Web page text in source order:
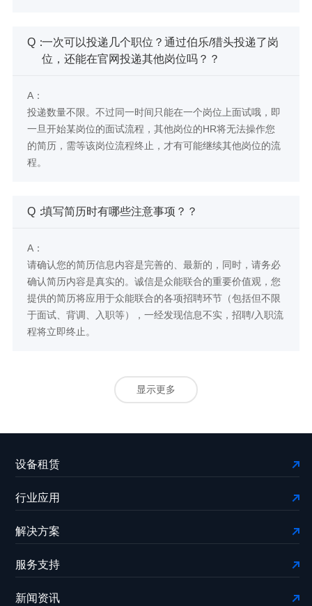
Q：一次可以投递几个职位？通过伯乐/猎头投递了岗
位，还能在官网投递其他岗位吗？？
A：
投递数量不限。不过同一时间只能在一个岗位上面试哦，即
一旦开始某岗位的面试流程，其他岗位的HR将无法操作您
的简历，需等该岗位流程终止，才有可能继续其他岗位的流
程。
Q：填写简历时有哪些注意事项？？
A：
请确认您的简历信息内容是完善的、最新的，同时，请务必
确认简历内容是真实的。诚信是众能联合的重要价值观，您
提供的简历将应用于众能联合的各项招聘环节（包括但不限
于面试、背调、入职等），一经发现信息不实，招聘/入职流
程将立即终止。
显示更多
设备租赁
行业应用
解决方案
服务支持
新闻资讯